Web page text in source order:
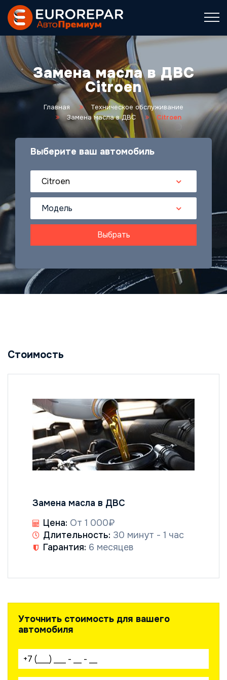
Замена масла в ДВС
Citroen
Главная
Техническое обслуживание
Замена масла в ДВС
Citroen
Выберите ваш автомобиль
Citroen
Модель
Выбрать
Стоимость
Замена масла в ДВС
Цена: От 1 000₽
Длительность: 30 минут - 1 час
Гарантия: 6 месяцев
Уточнить стоимость для вашего
автомобиля
Ваш телефон: